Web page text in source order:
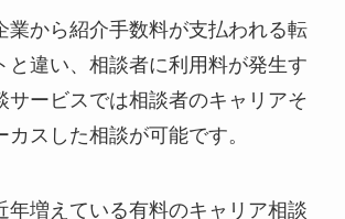
業から紹介手数料が支払われる転
と違い、相談者に利用料が発生す
サービスでは相談者のキャリアそ
スした相談が可能です。
年増えている有料のキャリア相談